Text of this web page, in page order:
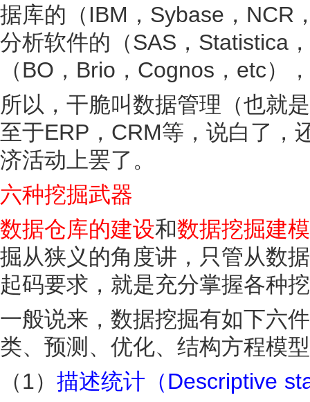
据库的（IBM，Sybase，NCR
分析软件的（SAS，Statistica
（BO，Brio，Cognos，etc）
所以，干脆叫数据管理（也就
至于ERP，CRM等，说白了，
济活动上罢了。
六种挖掘武器
数据仓库的建设和数据挖掘建模
掘从狭义的角度讲，只管从数
起码要求，就是充分掌握各种
一般说来，数据挖掘有如下六
类、预测、优化、结构方程模
（1） 描述统计（Descriptive